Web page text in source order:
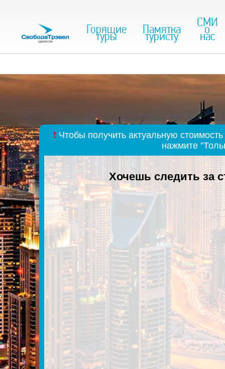
Горящие
туры Памятка
туристу
СМИ
о
нас
❗ Чтобы получить актуальную
нажмите
Хочешь следить за